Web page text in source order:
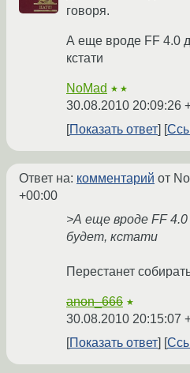
говоря.
А еще вроде FF 4.0
кстати
NoMad ★★
30.08.2010 20:09:26
Показать ответ
Ответ на: комментарий от
+00:00
>А еще вроде FF
будет, кстати
Перестанет
anon_666 ★
30.08.2010 20:15:07
Показать ответ